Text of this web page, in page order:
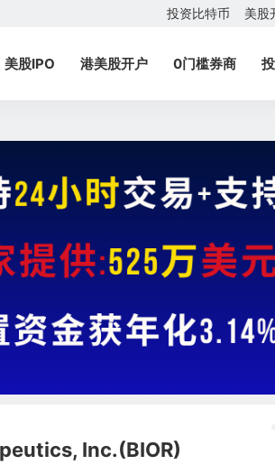
投资比特币 美股
美股IPO 港美股开户 0门槛券商
Inc.(BIOR)